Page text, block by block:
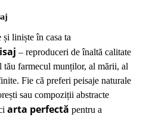
liniște în casa ta
– reproduceri de înaltă calitate
tău farmecul munților, al mării, al
Fie că preferi peisaje naturale
sau compoziții abstracte
arta perfectă pentru a